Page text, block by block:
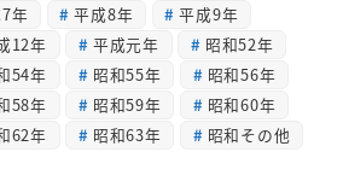
年 平成8年
平成9年
12年 平成元年
昭和52年
54年 昭和55年
昭和56年
58年 昭和59年
昭和60年
62年 昭和63年 昭和その他